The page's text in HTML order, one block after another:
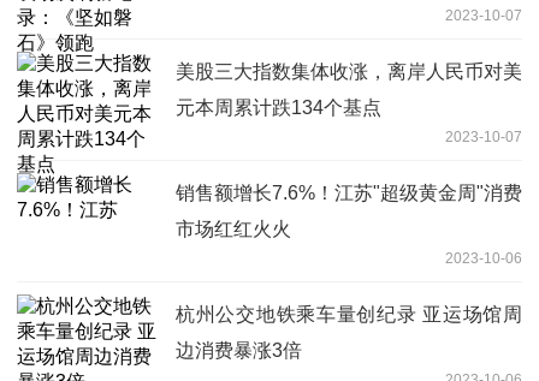
2023-10-07
美股三大指数集体收涨，离岸人民币对美
元本周累计跌134个基点
2023-10-07
销售额增长7.6%！江苏"超级黄金周"消费
市场红红火火
2023-10-06
杭州公交地铁乘车量创纪录 亚运场馆周
边消费暴涨3倍